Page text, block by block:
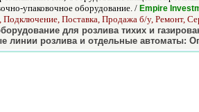
упаковочное оборудование. / Empire
Поставка, Продажа б/у, Ремонт,
для розлива тихих и
линии розлива и отдельные автоматы: